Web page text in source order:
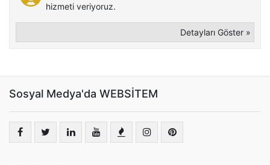
hizmeti veriyoruz.
Detayları Göster »
Sosyal Medya'da WEBSİTEM